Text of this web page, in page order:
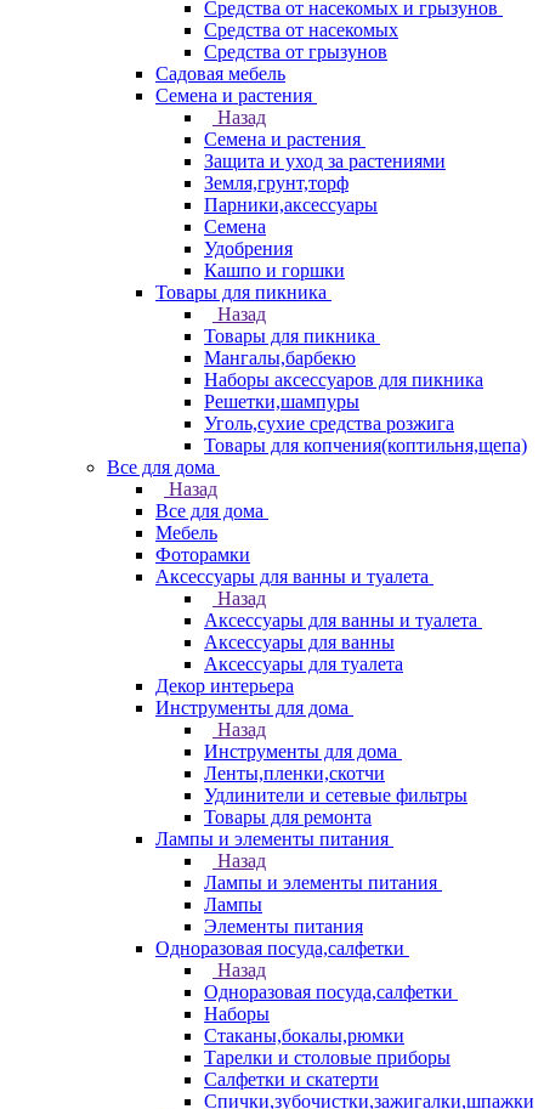
Средства от насекомых и грызунов
Средства от насекомых
Средства от грызунов
Садовая мебель
Семена и растения
Назад
Семена и растения
Защита и уход за растениями
Земля,грунт,торф
Парники,аксессуары
Семена
Удобрения
Кашпо и горшки
Товары для пикника
Назад
Товары для пикника
Мангалы,барбекю
Наборы аксессуаров для пикника
Решетки,шампуры
Уголь,сухие средства розжига
Товары для копчения(коптильня,щепа)
Все для дома
Назад
Все для дома
Мебель
Фоторамки
Аксессуары для ванны и туалета
Назад
Аксессуары для ванны и туалета
Аксессуары для ванны
Аксессуары для туалета
Декор интерьера
Инструменты для дома
Назад
Инструменты для дома
Ленты,пленки,скотчи
Удлинители и сетевые фильтры
Товары для ремонта
Лампы и элементы питания
Назад
Лампы и элементы питания
Лампы
Элементы питания
Одноразовая посуда,салфетки
Назад
Одноразовая посуда,салфетки
Наборы
Стаканы,бокалы,рюмки
Тарелки и столовые приборы
Салфетки и скатерти
Спички,зубочистки,зажигалки,шпажки